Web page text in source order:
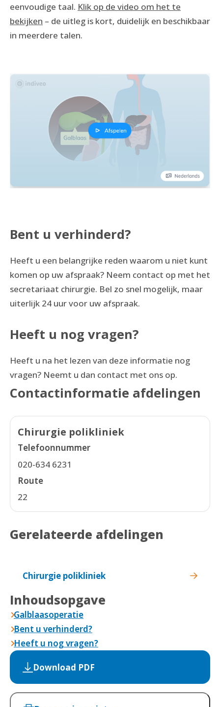
Inhoudsopgave
Galblaasoperatie
Bent u verhinderd?
Heeft u nog vragen?
Download PDF
eenvoudige taal. Klik op de video om het te
bekijken – de uitleg is kort, duidelijk en beschikbaar
in meerdere talen.
Bent u verhinderd?
Heeft u een belangrijke reden waarom u niet kunt
komen op uw afspraak? Neem contact op met het
secretariaat chirurgie. Bel zo snel mogelijk, maar
uiterlijk 24 uur voor uw afspraak.
Heeft u nog vragen?
Heeft u na het lezen van deze informatie nog
vragen? Neemt u dan contact met ons op.
Contactinformatie afdelingen
Chirurgie polikliniek
Telefoonnummer
020-634 6231
Route
22
Gerelateerde afdelingen
Chirurgie polikliniek